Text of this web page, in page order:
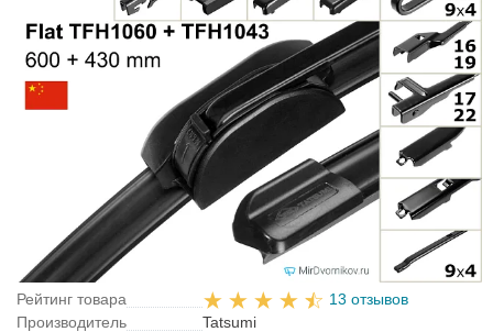
Рейтинг товара
13 отзывов
Производитель
Tatsumi